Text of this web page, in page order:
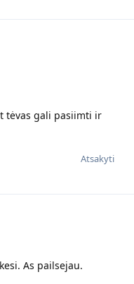
tėvas gali pasiimti ir
Atsakyti
As pailsejau.